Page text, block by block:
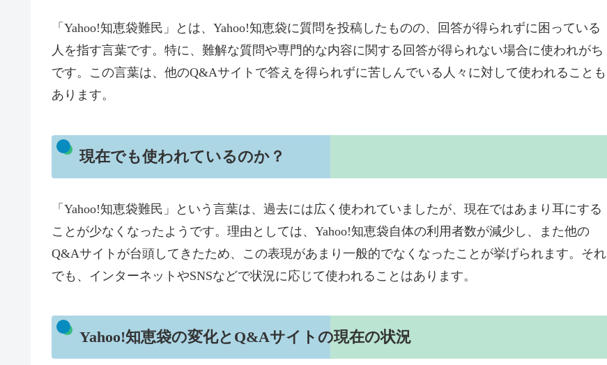
「Yahoo!知恵袋難民」とは、Yahoo!知恵袋に質問を投稿したものの、回答が得られずに困っている
人を指す言葉です。特に、難解な質問や専門的な内容に関する回答が得られない場合に使われがち
です。この言葉は、他のQ&Aサイトで答えを得られずに苦しんでいる人々に対して使われることも
あります。
現在でも使われているのか？
「Yahoo!知恵袋難民」という言葉は、過去には広く使われていましたが、現在ではあまり耳にする
ことが少なくなったようです。理由としては、Yahoo!知恵袋自体の利用者数が減少し、また他の
Q&Aサイトが台頭してきたため、この表現があまり一般的でなくなったことが挙げられます。それ
でも、インターネットやSNSなどで状況に応じて使われることはあります。
Yahoo!知恵袋の変化とQ&Aサイトの現在の状況